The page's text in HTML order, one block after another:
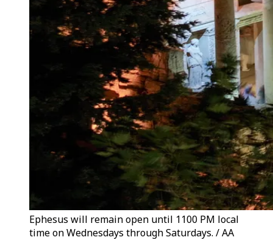
Ephesus will remain open until 1100 PM local
time on Wednesdays through Saturdays. / AA